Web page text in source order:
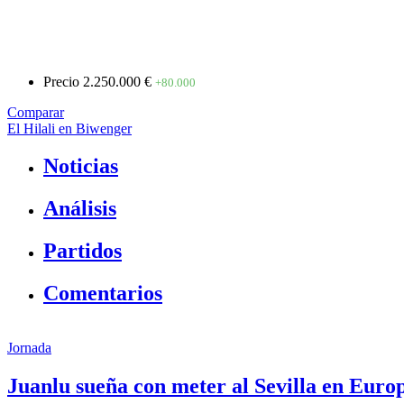
Precio 2.250.000 € +80.000
Comparar
El Hilali en Biwenger
Noticias
Análisis
Partidos
Comentarios
Jornada
Juanlu sueña con meter al Sevilla en